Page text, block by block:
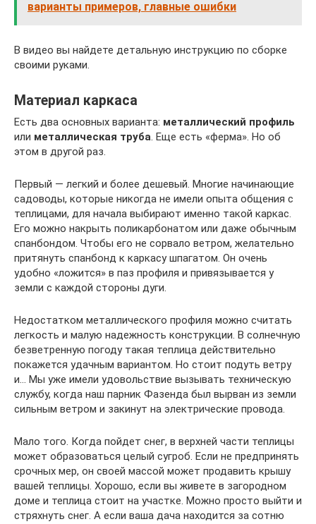
варианты примеров, главные ошибки
В видео вы найдете детальную инструкцию по сборке
своими руками.
Материал каркаса
Есть два основных варианта: металлический профиль
или металлическая труба. Еще есть «ферма». Но об
этом в другой раз.
Первый — легкий и более дешевый. Многие начинающие
садоводы, которые никогда не имели опыта общения с
теплицами, для начала выбирают именно такой каркас.
Его можно накрыть поликарбонатом или даже обычным
спанбондом. Чтобы его не сорвало ветром, желательно
притянуть спанбонд к каркасу шпагатом. Он очень
удобно «ложится» в паз профиля и привязывается у
земли с каждой стороны дуги.
Недостатком металлического профиля можно считать
легкость и малую надежность конструкции. В солнечную
безветренную погоду такая теплица действительно
покажется удачным вариантом. Но стоит подуть ветру
и… Мы уже имели удовольствие вызывать техническую
службу, когда наш парник Фазенда был вырван из земли
сильным ветром и закинут на электрические провода.
Мало того. Когда пойдет снег, в верхней части теплицы
может образоваться целый сугроб. Если не предпринять
срочных мер, он своей массой может продавить крышу
вашей теплицы. Хорошо, если вы живете в загородном
доме и теплица стоит на участке. Можно просто выйти и
стряхнуть снег. А если ваша дача находится за сотню